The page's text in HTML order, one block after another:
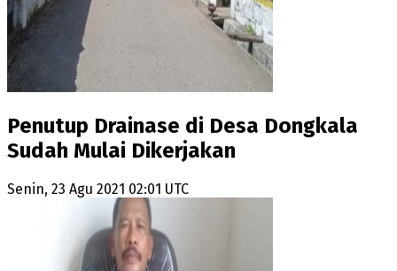
Penutup Drainase di Desa Dongkala
Sudah Mulai Dikerjakan
Senin, 23 Agu 2021 02:01 UTC